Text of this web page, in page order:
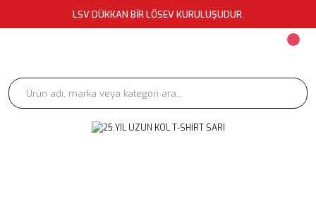
LSV DÜKKAN BİR LÖSEV KURULUŞUDUR.